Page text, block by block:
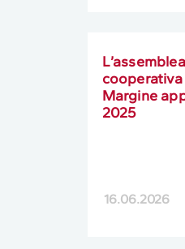
Margine
2025
16.06.2026